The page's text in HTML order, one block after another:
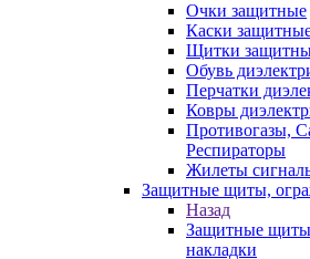
Очки защитные
Каски
Щитки
Обувь
Перчатки
Ковры
Противогазы,
Респираторы
Жилеты
Защитные щиты,
Назад
Защитные
накладки